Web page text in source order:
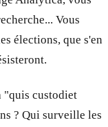
Vous
élections, que s'en
"quis custodiet
? Qui surveille les